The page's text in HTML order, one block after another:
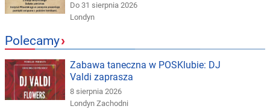
Do 31 sierpnia 2026
Londyn
Polecamy›
Zabawa taneczna w POSKlubie: DJ
Valdi zaprasza
8 sierpnia 2026
Londyn Zachodni